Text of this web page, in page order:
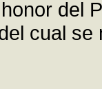
del
cual